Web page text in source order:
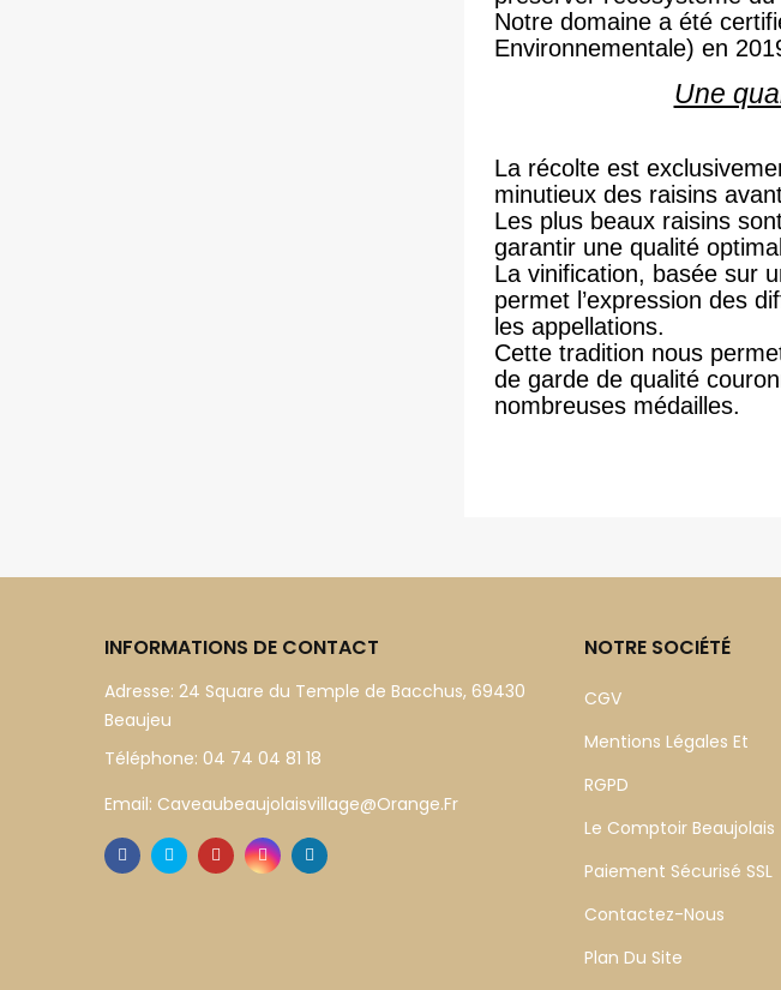
Notre domaine a été
Environnementale) en
Une
La récolte est
minutieux des raisins
Les plus beaux raisins
garantir une qualité
La vinification, basée sur
permet l’expression des
les appellations.
Cette tradition nous
de garde de qual ité
nombreuses médailles.
INFORMATIONS DE CONTACT
Adresse: 24 Square du Temple de Bacchus, 69430
Beaujeu
Téléphone: 04 74 04 81 18
Email: Caveaubeaujolaisvillage@orange.fr
NOTRE SOCIÉTÉ
CGV
Mentions Légales Et
RGPD
Le Comptoir Beaujolais
Paiement Sécurisé SSL
Contactez-Nous
Plan Du Site